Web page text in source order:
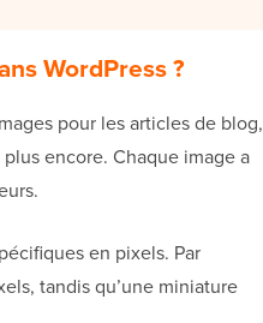
WordPress ?
pour les articles de blog,
encore. Chaque image a
en pixels. Par
tandis qu’une miniature